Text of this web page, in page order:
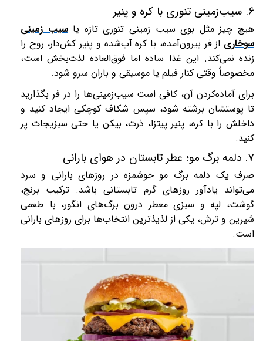
۶. سیب‌زمینی تنوری با کره و پنیر
هیچ چیز مثل بوی سیب ‌زمینی تنوری تازه یاسیب زمینی
سوخاری از فر بیرون‌آمده، با کره آب‌شده و پنیر کش‌دار، روح را
زنده نمی‌کند. این غذا ساده اما فوق‌العاده لذت‌بخش است،
مخصوصاً وقتی کنار فیلم یا موسیقی و باران سرو شود.
برای آماده‌کردن آن، کافی است سیب‌زمینی‌ها را در فر بگذارید
تا پوستشان برشته شود، سپس شکاف کوچکی ایجاد کنید و
داخلش را با کره، پنیر پیتزا، ذرت، بیکن یا حتی سبزیجات پر
کنید.
۷. دلمه برگ مو؛ عطر تابستان در هوای بارانی
صرف یک دلمه برگ مو خوشمزه در روزهای بارانی و سرد
می‌تواند یادآور روزهای گرم تابستانی باشد. ترکیب برنج،
گوشت، لپه و سبزی معطر درون برگ‌های انگور، با طعمی
شیرین و ترش، یکی از لذیذترین انتخاب‌ها برای روزهای بارانی
است.